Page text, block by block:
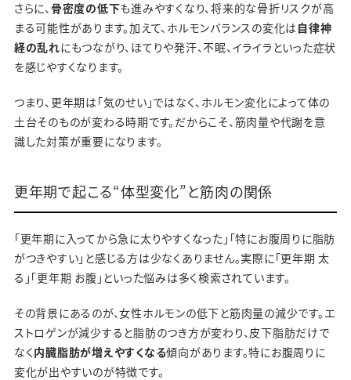
さらに、 骨密度の低下も進みやすくなり、将来的な骨折リスクが高
まる可能性があります。加えて、ホルモンバランスの変化は 自律神
経の乱れにもつながり、ほてりや発汗、不眠、イライラといった症状
を感じやすくなります。
つまり、更年期は「気のせい」ではなく、ホルモン変化によって体の
土台そのものが変わる時期です。だからこそ、筋肉量や代謝を意
識した対策が重要になります。
更年期で起こる“体型変化”と筋肉の関係
「更年期に入ってから急に太りやすくなった」「特にお腹周りに脂肪
がつきやすい」と感じる方は少なくありません。実際に「更年期 太
る」「更年期 お腹」といった悩みは多く検索されています。
その背景にあるのが、女性ホルモンの低下と筋肉量の減少です。エ
ストロゲンが減少すると脂肪のつき方が変わり、皮下脂肪だけで
なく内臓脂肪が増えやすくなる傾向があります。特にお腹周りに
変化が出やすいのが特徴です。